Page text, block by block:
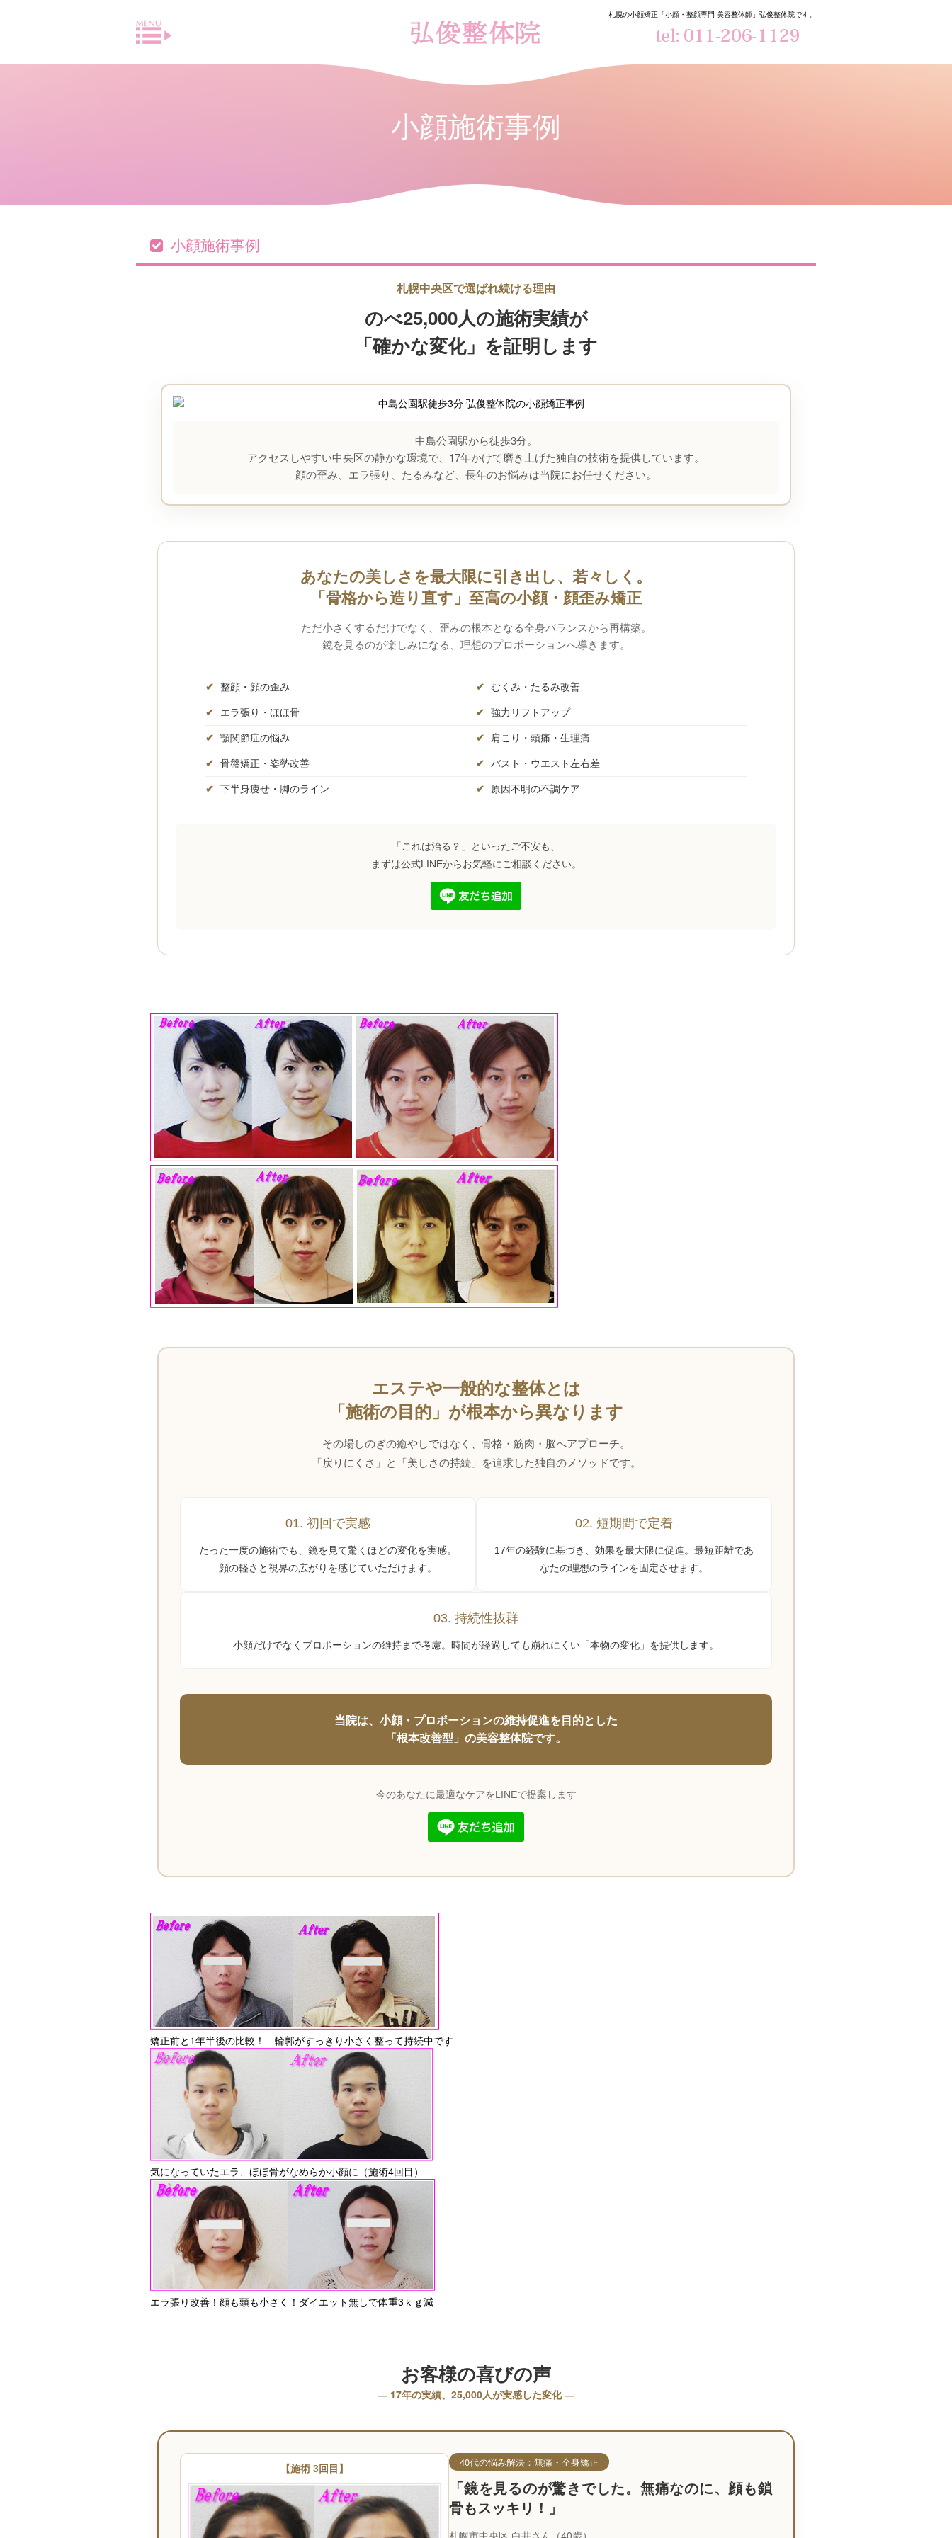
札幌の小顔矯正「小顔・整顔専門 美容整体師」弘俊整体院です。
小顔施術事例
小顔施術事例
札幌中央区で選ばれ続ける理由
のべ25,000人の施術実績が
「確かな変化」を証明します
中島公園駅から徒歩3分。
アクセスしやすい中央区の静かな環境で、17年かけて磨き上げた独自の技術を提供しています。
顔の歪み、エラ張り、たるみなど、長年のお悩みは当院にお任せください。
あなたの美しさを最大限に引き出し、若々しく。
「骨格から造り直す」至高の小顔・顔歪み矯正
ただ小さくするだけでなく、歪みの根本となる全身バランスから再構築。
鏡を見るのが楽しみになる、理想のプロポーションへ導きます。
✔ 整顔・顔の歪み ✔ むくみ・たるみ改善
✔ エラ張り・ほほ骨 ✔ 強力リフトアップ
✔ 顎関節症の悩み ✔ 肩こり・頭痛・生理痛
✔ 骨盤矯正・姿勢改善 ✔ バスト・ウエスト左右差
✔ 下半身痩せ・脚のライン ✔ 原因不明の不調ケア
「これは治る？」といったご不安も、
まずは公式LINEからお気軽にご相談ください。
エステや一般的な整体とは
「施術の目的」が根本から異なります
その場しのぎの癒やしではなく、骨格・筋肉・脳へアプローチ。
「戻りにくさ」と「美しさの持続」を追求した独自のメソッドです。
01. 初回で実感
たった一度の施術でも、鏡を見て驚くほどの変化を実感。
顔の軽さと視界の広がりを感じていただけます。
02. 短期間で定着
17年の経験に基づき、効果を最大限に促進。最短距離であ
なたの理想のラインを固定させます。
03. 持続性抜群
小顔だけでなくプロポーションの維持まで考慮。時間が経過しても崩れにくい「本物の変化」を提供します。
当院は、小顔・プロポーションの維持促進を目的とした
「根本改善型」の美容整体院です。
今のあなたに最適なケアをLINEで提案します
矯正前と1年半後の比較！ 輪郭がすっきり小さく整って持続中です
気になっていたエラ、ほほ骨がなめらか小顔に（施術4回目）
エラ張り改善！顔も頭も小さく！ダイエット無しで体重3ｋｇ減
お客様の喜びの声
― 17年の実績、25,000人が実感した変化 ―
【施術 3回目】 40代の悩み解決：無痛・全身矯正
「鏡を見るのが驚きでした。無痛なのに、顔も鎖
骨もスッキリ！」
札幌市中央区 白井さん（40歳）